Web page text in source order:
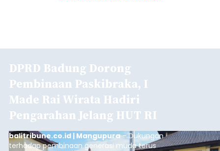
DPRD Badung Dorong
Pembinaan Paskibraka, I
Made Rai Wirata Hadiri
Pengarahan Jelang HUT RI
balitribune.co.id | Mangupura– Dukungan
terhadap pembinaan generasi muda terus